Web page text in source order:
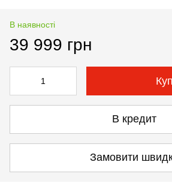
В наявності
39 999 грн
В кредит
Замовити